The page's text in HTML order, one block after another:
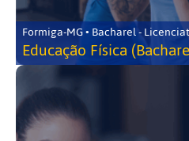
Formiga-MG • Bacharel -
Educação Física